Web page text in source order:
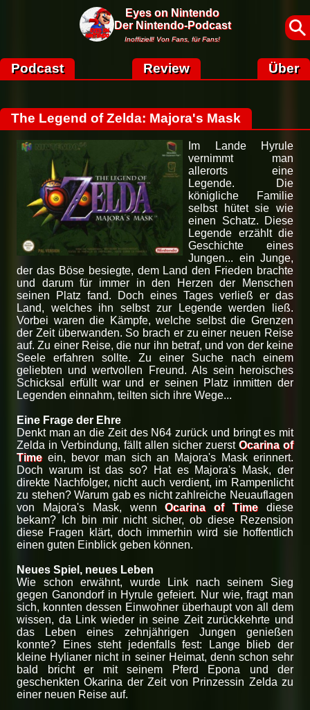
Eyes on Nintendo
Der Nintendo-Podcast
Inoffiziell! Von Fans, für Fans!
Podcast Review Über
The Legend of Zelda: Majora's Mask
Im Lande Hyrule
vernimmt man
allerorts eine
Legende. Die
königliche Familie
selbst hütet sie wie
einen Schatz. Diese
Legende erzählt die
Geschichte eines
Jungen... ein Junge,
der das Böse besiegte, dem Land den Frieden brachte
und darum für immer in den Herzen der Menschen
seinen Platz fand. Doch eines Tages verließ er das
Land, welches ihn selbst zur Legende werden ließ.
Vorbei waren die Kämpfe, welche selbst die Grenzen
der Zeit überwanden. So brach er zu einer neuen Reise
auf. Zu einer Reise, die nur ihn betraf, und von der keine
Seele erfahren sollte. Zu einer Suche nach einem
geliebten und wertvollen Freund. Als sein heroisches
Schicksal erfüllt war und er seinen Platz inmitten der
Legenden einnahm, teilten sich ihre Wege...
Eine Frage der Ehre
Denkt man an die Zeit des N64 zurück und bringt es mit
Zelda in Verbindung, fällt allen sicher zuerst Ocarina of
Timeein, bevor man sich an Majora's Mask erinnert.
Doch warum ist das so? Hat es Majora's Mask, der
direkte Nachfolger, nicht auch verdient, im Rampenlicht
zu stehen? Warum gab es nicht zahlreiche Neuauflagen
von Majora's Mask, wennOcarina of Timediese
bekam? Ich bin mir nicht sicher, ob diese Rezension
diese Fragen klärt, doch immerhin wird sie hoffentlich
einen guten Einblick geben können.
Neues Spiel, neues Leben
Wie schon erwähnt, wurde Link nach seinem Sieg
gegen Ganondorf in Hyrule gefeiert. Nur wie, fragt man
sich, konnten dessen Einwohner überhaupt von all dem
wissen, da Link wieder in seine Zeit zurückkehrte und
das Leben eines zehnjährigen Jungen genießen
konnte? Eines steht jedenfalls fest: Lange blieb der
kleine Hylianer nicht in seiner Heimat, denn schon sehr
bald bricht er mit seinem Pferd Epona und der
geschenkten Okarina der Zeit von Prinzessin Zelda zu
einer neuen Reise auf.